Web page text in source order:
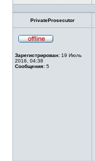
PrivateProsecutor
сети
Зарегистрирован: 19 Июль
2016, 04:38
Сообщения: 5